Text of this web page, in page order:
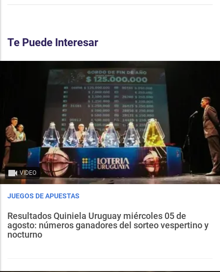
Te Puede Interesar
VIDEO
JUEGOS DE APUESTAS
Resultados Quiniela Uruguay miércoles 05 de
agosto: números ganadores del sorteo vespertino y
nocturno